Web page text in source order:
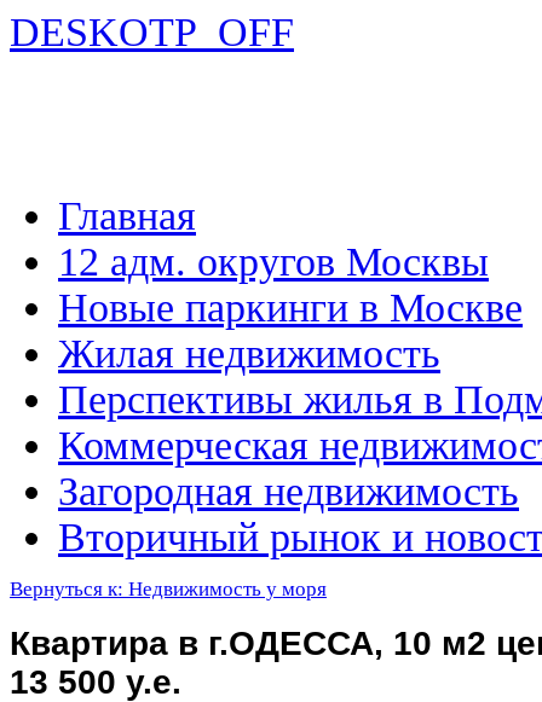
DESKOTP_OFF
Главная
12 адм. округов Москвы
Новые паркинги в Москве
Жилая недвижимость
Перспективы жилья в
Коммерческая
Загородная недвижимость
Вторичный рынок и
Вернуться к: Недвижимость у моря
Квартира в г.ОДЕССА, 10 м2
13 500 у.е.